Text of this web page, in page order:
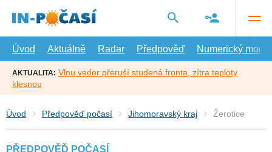
hlavní
Úvod
Aktuálně Radar Předpověď Numerický model
AKTUALITA: Vlnu veder přeruší studená fronta, zítra teploty
klesnou
Úvod Předpověď počasí Jihomoravský kraj Žerotice
PŘEDPOVĚĎ POČASÍ